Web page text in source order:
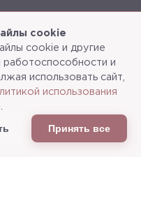
cookie
cookie и другие
работоспособности и
использовать сайт,
использования
Принять все
и упаковка